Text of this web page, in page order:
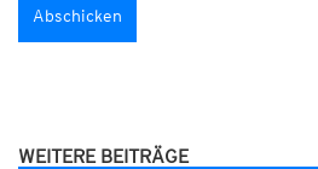
WEITERE BEITRÄGE